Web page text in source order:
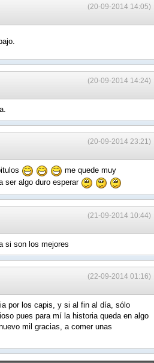
(20-09-2014 14:05)
(20-09-2014 14:24)
(20-09-2014 23:21)
me quede muy
ser algo duro esperar
(21-09-2014 10:44)
si son los mejores
(22-09-2014 01:16)
por los capis, y si al fin al día, sólo
pues para mí la historia queda en algo
mil gracias, a comer unas